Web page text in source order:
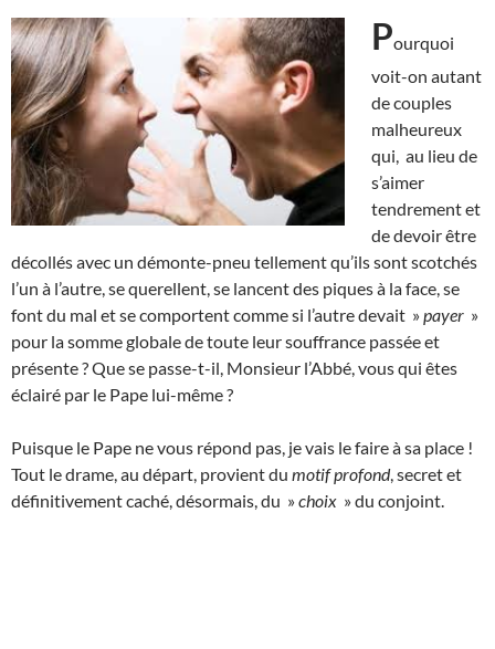
Pourquoi
voit-on autant
de couples
malheureux
qui, au lieu de
s’aimer
tendrement et
de devoir être
décollés avec un démonte-pneu tellement qu’ils sont scotchés
l’un à l’autre, se querellent, se lancent des piques à la face, se
font du mal et se comportent comme si l’autre devait »payer »
pour la somme globale de toute leur souffrance passée et
présente ? Que se passe-t-il, Monsieur l’Abbé, vous qui êtes
éclairé par le Pape lui-même ?
Puisque le Pape ne vous répond pas, je vais le faire à sa place !
Tout le drame, au départ, provient du motif profond, secret et
définitivement caché, désormais, du »choix » du conjoint.